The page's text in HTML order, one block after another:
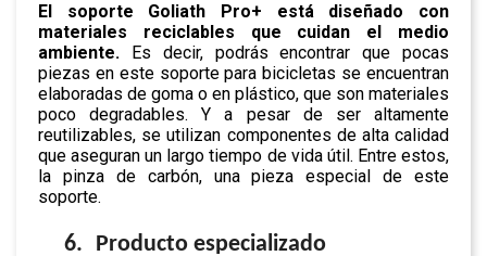
El soporte Goliath Pro+ está diseñado con
materiales reciclables que cuidan el medio
ambiente. Es decir, podrás encontrar que pocas
piezas en este soporte para bicicletas se encuentran
elaboradas de goma o en plástico, que son materiales
poco degradables. Y a pesar de ser altamente
reutilizables, se utilizan componentes de alta calidad
que aseguran un largo tiempo de vida útil. Entre estos,
la pinza de carbón, una pieza especial de este
soporte.
6. Producto especializado